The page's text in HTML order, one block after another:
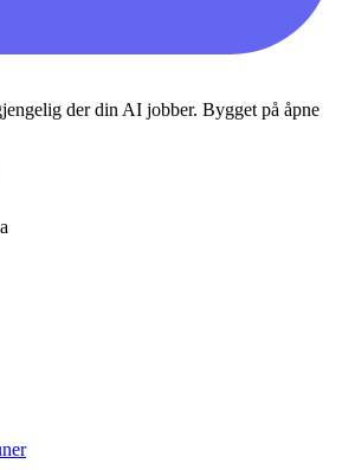
der din AI jobber. Bygget på åpne